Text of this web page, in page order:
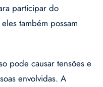
participar do
também possam
pode causar tensões e
envolvidas. A